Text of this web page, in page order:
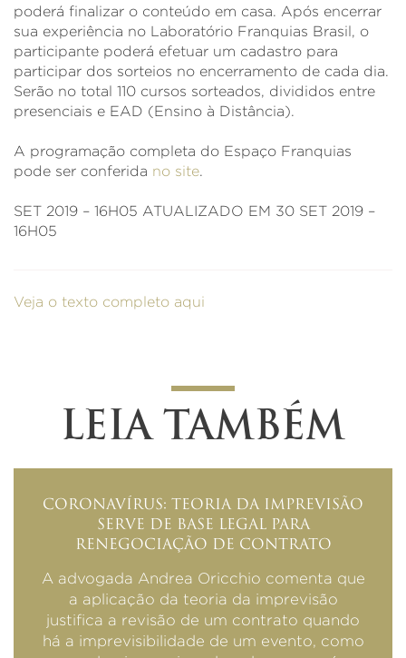
poderá finalizar o conteúdo em casa. Após encerrar
sua experiência no Laboratório Franquias Brasil, o
participante poderá efetuar um cadastro para
participar dos sorteios no encerramento de cada dia.
Serão no total 110 cursos sorteados, divididos entre
presenciais e EAD (Ensino à Distância).
A programação completa do Espaço Franquias
pode ser conferida no site.
SET 2019 – 16H05 ATUALIZADO EM 30 SET 2019 –
16H05
Veja o texto completo aqui
LEIA TAMBÉM
CORONAVÍRUS: TEORIA DA IMPREVISÃO
SERVE DE BASE LEGAL PARA
RENEGOCIAÇÃO DE CONTRATO
A advogada Andrea Oricchio comenta que
a aplicação da teoria da imprevisão
justifica a revisão de um contrato quando
há a imprevisibilidade de um evento, como